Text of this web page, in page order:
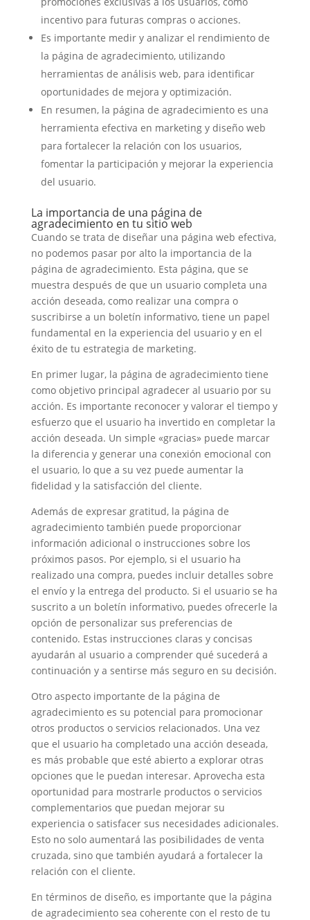
incentivo para futuras compras o acciones.
Es importante medir y analizar el rendimiento de
la página de agradecimiento, utilizando
herramientas de análisis web, para identificar
oportunidades de mejora y optimización.
En resumen, la página de agradecimiento es una
herramienta efectiva en marketing y diseño web
para fortalecer la relación con los usuarios,
fomentar la participación y mejorar la experiencia
del usuario.
La importancia de una página de
agradecimiento en tu sitio web
Cuando se trata de diseñar una página web efectiva,
no podemos pasar por alto la importancia de la
página de agradecimiento. Esta página, que se
muestra después de que un usuario completa una
acción deseada, como realizar una compra o
suscribirse a un boletín informativo, tiene un papel
fundamental en la experiencia del usuario y en el
éxito de tu estrategia de marketing.
En primer lugar, la página de agradecimiento tiene
como objetivo principal agradecer al usuario por su
acción. Es importante reconocer y valorar el tiempo y
esfuerzo que el usuario ha invertido en completar la
acción deseada. Un simple «gracias» puede marcar
la diferencia y generar una conexión emocional con
el usuario, lo que a su vez puede aumentar la
fidelidad y la satisfacción del cliente.
Además de expresar gratitud, la página de
agradecimiento también puede proporcionar
información adicional o instrucciones sobre los
próximos pasos. Por ejemplo, si el usuario ha
realizado una compra, puedes incluir detalles sobre
el envío y la entrega del producto. Si el usuario se ha
suscrito a un boletín informativo, puedes ofrecerle la
opción de personalizar sus preferencias de
contenido. Estas instrucciones claras y concisas
ayudarán al usuario a comprender qué sucederá a
continuación y a sentirse más seguro en su decisión.
Otro aspecto importante de la página de
agradecimiento es su potencial para promocionar
otros productos o servicios relacionados. Una vez
que el usuario ha completado una acción deseada,
es más probable que esté abierto a explorar otras
opciones que le puedan interesar. Aprovecha esta
oportunidad para mostrarle productos o servicios
complementarios que puedan mejorar su
experiencia o satisfacer sus necesidades adicionales.
Esto no solo aumentará las posibilidades de venta
cruzada, sino que también ayudará a fortalecer la
relación con el cliente.
En términos de diseño, es importante que la página
de agradecimiento sea coherente con el resto de tu